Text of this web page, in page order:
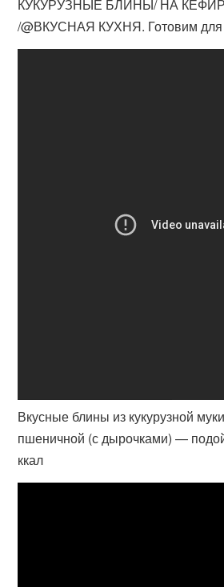
КУКУРУЗНЫЕ БЛИНЫ/ НА
/@ВКУСНАЯ КУХНЯ. Готовим для
Вкусные блины из кукурузной
пшеничной (с дырочками) —
ккал